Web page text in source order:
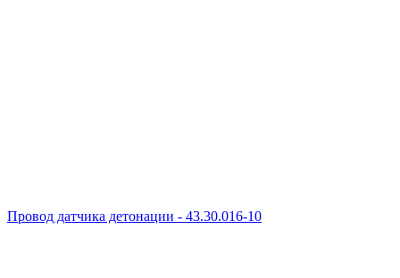
Провод датчика детонации - 43.30.016-10